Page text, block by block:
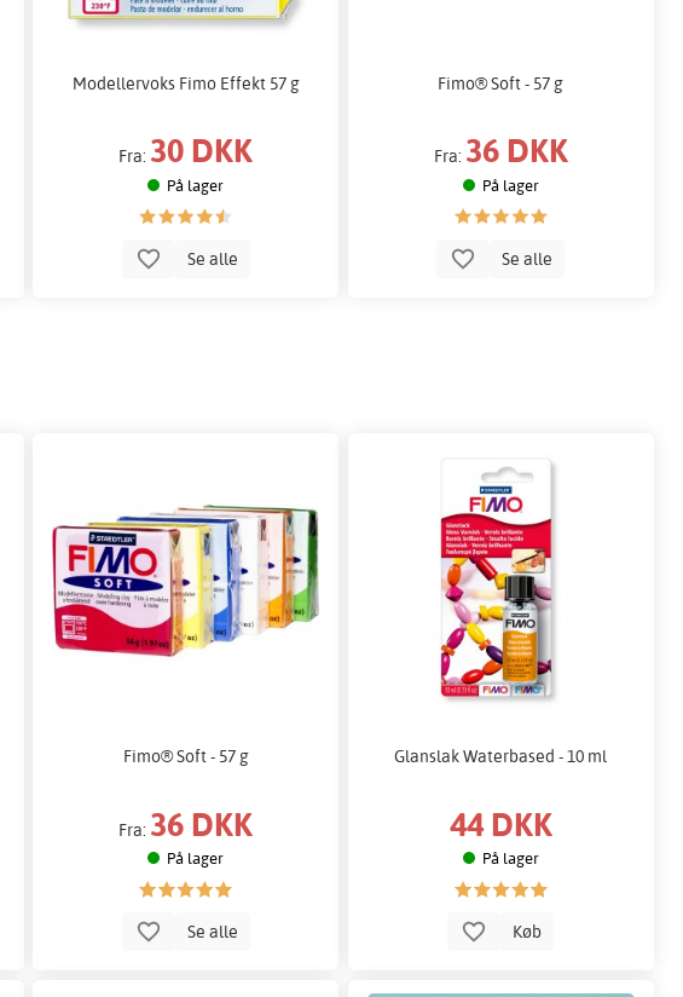
Modellervoks Fimo Effekt 57 g
Fra: 30 DKK
På lager
Se alle
Fimo® Soft - 57 g
Fra: 36 DKK
På lager
Se alle
Fimo® Soft - 57 g
Fra: 36 DKK
På lager
Se alle
Glanslak Waterbased - 10 ml
44 DKK
På lager
Køb